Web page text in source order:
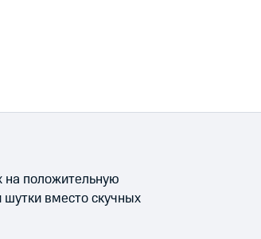
на положительную
вместо скучных